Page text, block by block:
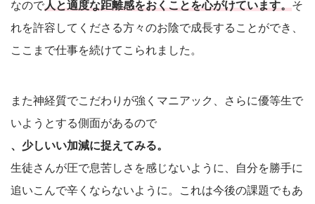
なので人と適度な距離感をおくことを心がけています。そ
れを許容してくださる方々のお陰で成長することができ、
ここまで仕事を続けてこられました。
また神経質でこだわりが強くマニアック、さらに優等生で
いようとする側面があるので
、少しいい加減に捉えてみる。
生徒さんが圧で息苦しさを感じないように、自分を勝手に
追いこんで辛くならないように。これは今後の課題でもあ